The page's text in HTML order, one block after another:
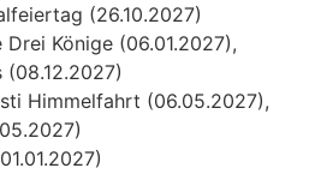
(26.10.2027)
Drei Könige (06.01.2027),
(08.12.2027)
Himmelfahrt (06.05.2027),